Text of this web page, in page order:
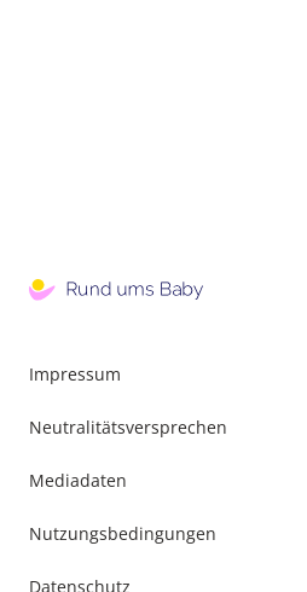
Impressum
Neutralitätsversprechen
Mediadaten
Nutzungsbedingungen
Datenschutz